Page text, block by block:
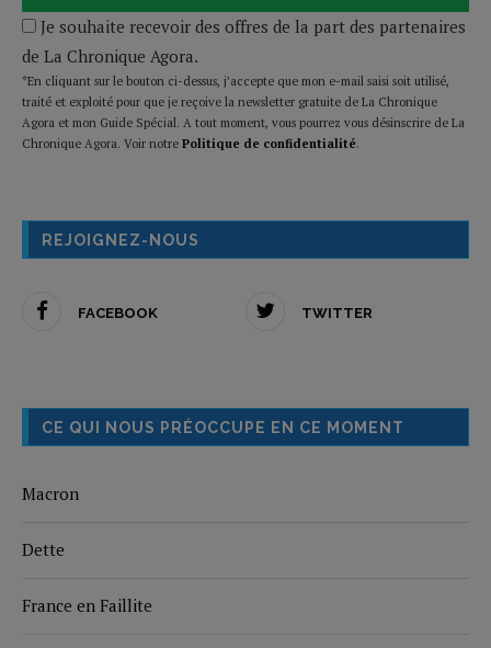
Je souhaite recevoir des offres de la part des partenaires
de La Chronique Agora.
*En cliquant sur le bouton ci-dessus, j’accepte que mon e-mail saisi soit utilisé,
traité et exploité pour que je reçoive la newsletter gratuite de La Chronique
Agora et mon Guide Spécial. A tout moment, vous pourrez vous désinscrire de La
Chronique Agora. Voir notre Politique de confidentialité.
REJOIGNEZ-NOUS
FACEBOOK TWITTER
CE QUI NOUS PRÉOCCUPE EN CE MOMENT
Macron
Dette
France en Faillite